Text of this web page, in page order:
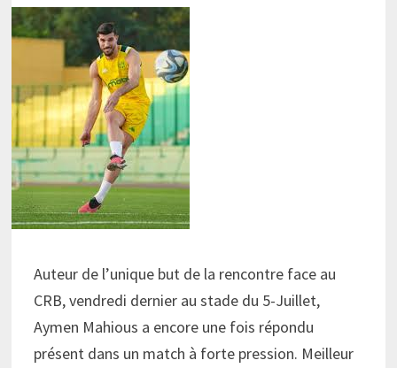
Auteur de l’unique but de la rencontre face au
CRB, vendredi dernier au stade du 5-Juillet,
Aymen Mahious a encore une fois répondu
présent dans un match à forte pression. Meilleur